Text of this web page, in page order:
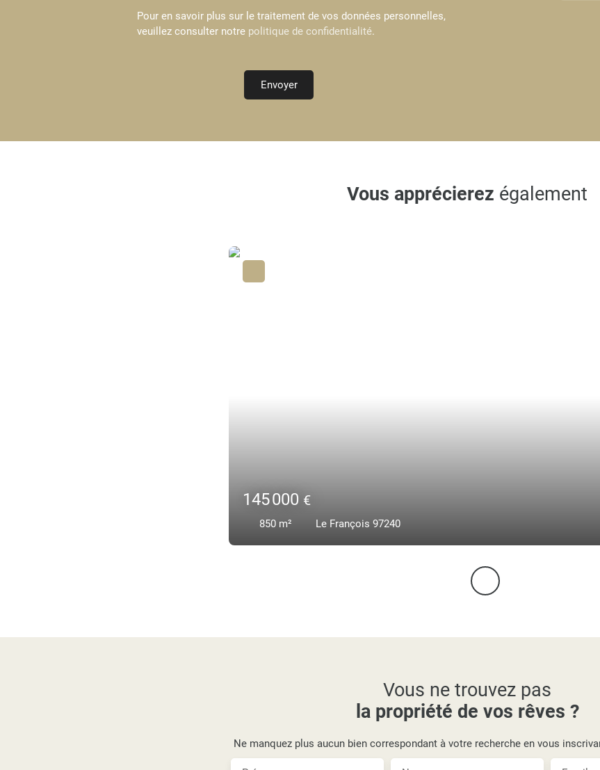
Pour en savoir plus sur le traitement de vos données personnelles,
veuillez consulter notre politique de confidentialité.
Envoyer
Vous apprécierez également
140 000€
908m² Le François 97240
Vous ne trouvez pas
la propriété de vos rêves ?
Ne manquez plus aucun bien correspondant à votre recherche en vous